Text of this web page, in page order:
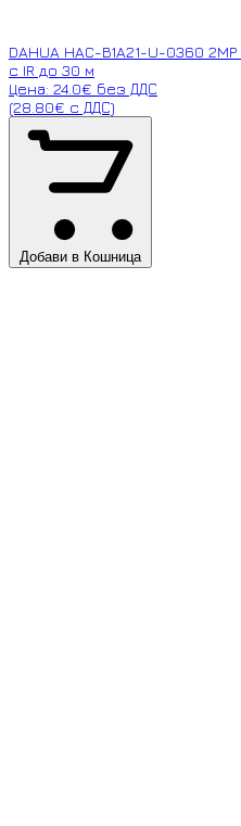
DAHUA HAC-B1A21-U-0360
с IR до 30 м
Цена: 24.0€ без ДДС
(28.80€ с ДДС)
Добави в Кошница